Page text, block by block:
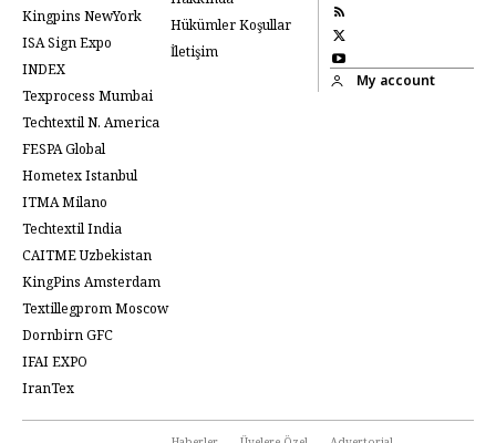
Kingpins NewYork
ISA Sign Expo
INDEX
Texprocess Mumbai
Techtextil N. America
FESPA Global
Hometex Istanbul
ITMA Milano
Techtextil India
CAITME Uzbekistan
KingPins Amsterdam
Textillegprom Moscow
Dornbirn GFC
IFAI EXPO
IranTex
Hükümler Koşullar
İletişim
My account